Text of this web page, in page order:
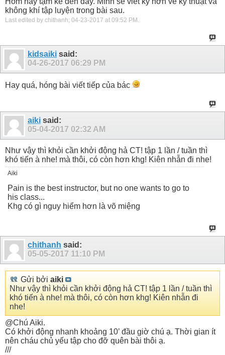
không khí tập luyện trong bài sau.
Last edited by chithanh; 04-23-2017 at 09:52 PM .
kidsaiki said:
04-26-2017 06:29 PM
Hay quá, hóng bài viết tiếp của bác
aiki said:
05-04-2017 02:32 AM
Như vậy thì khỏi cần khởi động hả CT! tập 1 lần / tuần thì
khó tiến à nhe! mà thôi, có còn hơn khg! Kiên nhẫn đi nhe!
Aiki
Pain is the best instructor, but no one wants to go to
his class...
Khg có gì nguy hiểm hơn là võ miệng
chithanh said:
05-05-2017 11:10 PM
Gửi bởi aiki
Như vậy thì khỏi cần khởi động hả CT! tập 1 lần / tuần thì
khó tiến à nhe! mà thôi, có còn hơn khg! Kiên nhẫn đi
nhe!
@Chú Aiki.
Có khởi động nhanh khoảng 10’ đầu giờ chú ạ. Thời gian ít
nên cháu chủ yếu tập cho đỡ quên bài thôi ạ.
///